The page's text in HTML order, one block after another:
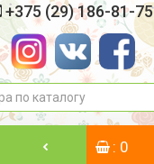
+375 (29) 186-81-75
: 0